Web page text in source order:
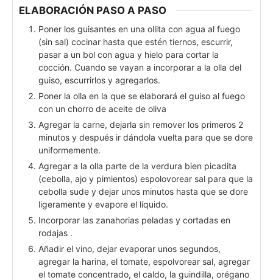
ELABORACIÓN PASO A PASO
Poner los guisantes en una ollita con agua al fuego
(sin sal) cocinar hasta que estén tiernos, escurrir,
pasar a un bol con agua y hielo para cortar la
cocción. Cuando se vayan a incorporar a la olla del
guiso, escurrirlos y agregarlos.
Poner la olla en la que se elaborará el guiso al fuego
con un chorro de aceite de oliva
Agregar la carne, dejarla sin remover los primeros 2
minutos y después ir dándola vuelta para que se dore
uniformemente.
Agregar a la olla parte de la verdura bien picadita
(cebolla, ajo y pimientos) espolovorear sal para que la
cebolla sude y dejar unos minutos hasta que se dore
ligeramente y evapore el líquido.
Incorporar las zanahorias peladas y cortadas en
rodajas .
Añadir el vino, dejar evaporar unos segundos,
agregar la harina, el tomate, espolvorear sal, agregar
el tomate concentrado, el caldo, la guindilla, orégano